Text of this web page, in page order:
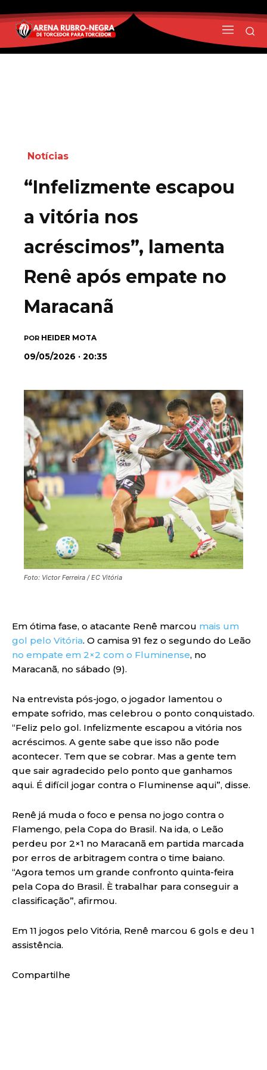
Notícias
“Infelizmente escapou
a vitória nos
acréscimos”, lamenta
Renê após empate no
Maracanã
POR HEIDER MOTA
09/05/2026 · 20:35
Foto: Victor Ferreira / EC Vitória
Em ótima fase, o atacante Renê marcou mais um
gol pelo Vitória. O camisa 91 fez o segundo do Leão
no empate em 2×2 com o Fluminense, no
Maracanã, no sábado (9).
Na entrevista pós-jogo, o jogador lamentou o
empate sofrido, mas celebrou o ponto conquistado.
“Feliz pelo gol. Infelizmente escapou a vitória nos
acréscimos. A gente sabe que isso não pode
acontecer. Tem que se cobrar. Mas a gente tem
que sair agradecido pelo ponto que ganhamos
aqui. É difícil jogar contra o Fluminense aqui”, disse.
Renê já muda o foco e pensa no jogo contra o
Flamengo, pela Copa do Brasil. Na ida, o Leão
perdeu por 2×1 no Maracanã em partida marcada
por erros de arbitragem contra o time baiano.
“Agora temos um grande confronto quinta-feira
pela Copa do Brasil. È trabalhar para conseguir a
classificação”, afirmou.
Em 11 jogos pelo Vitória, Renê marcou 6 gols e deu 1
assistência.
Compartilhe